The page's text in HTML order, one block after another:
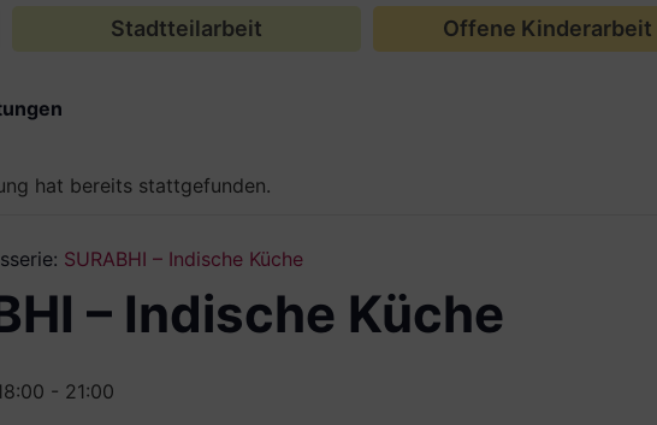
Stadtteilarbeit Offene Kinderarbeit
hat bereits stattgefunden.
SURABHI – Indische Küche
– Indische Küche
- 21:00